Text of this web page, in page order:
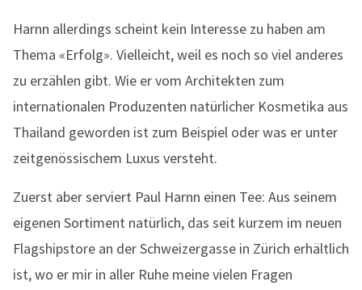
Harnn allerdings scheint kein Interesse zu haben am
Thema «Erfolg». Vielleicht, weil es noch so viel anderes
zu erzählen gibt. Wie er vom Architekten zum
internationalen Produzenten natürlicher Kosmetika aus
Thailand geworden ist zum Beispiel oder was er unter
zeitgenössischem Luxus versteht.
Zuerst aber serviert Paul Harnn einen Tee: Aus seinem
eigenen Sortiment natürlich, das seit kurzem im neuen
Flagshipstore an der Schweizergasse in Zürich erhältlich
ist, wo er mir in aller Ruhe meine vielen Fragen